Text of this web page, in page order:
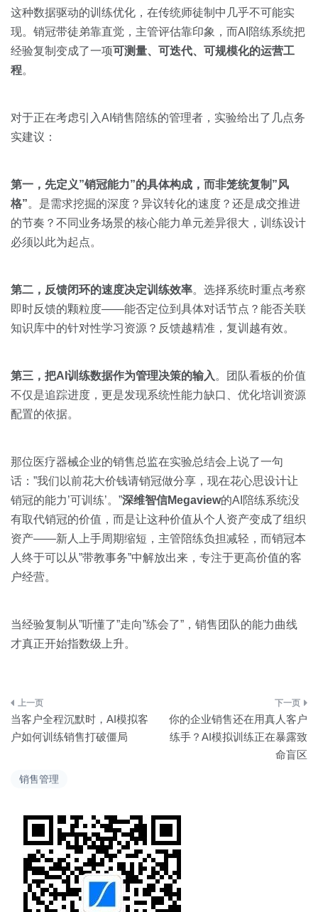
销售管理
这种数据驱动的训练优化，在传统师徒制中几乎不可能实
现。销冠带徒弟靠直觉，主管评估靠印象，而AI陪练系统把
经验复制变成了一项可测量、可迭代、可规模化的运营工
程。
对于正在考虑引入AI销售陪练的管理者，实验给出了几点务
实建议：
第一，先定义”销冠能力”的具体构成，而非笼统复制”风
格”。是需求挖掘的深度？异议转化的速度？还是成交推进
的节奏？不同业务场景的核心能力单元差异很大，训练设计
必须以此为起点。
第二，反馈闭环的速度决定训练效率。选择系统时重点考察
即时反馈的颗粒度——能否定位到具体对话节点？能否关联
知识库中的针对性学习资源？反馈越精准，复训越有效。
第三，把AI训练数据作为管理决策的输入 。团队看板的价值
不仅是追踪进度，更是发现系统性能力缺口、优化培训资源
配置的依据。
那位医疗器械企业的销售总监在实验总结会上说了一句
话：”我们以前花大价钱请销冠做分享，现在花心思设计让
销冠的能力’可训练’。”深维智信Megaview的AI陪练系统没
有取代销冠的价值，而是让这种价值从个人资产变成了组织
资产——新人上手周期缩短，主管陪练负担减轻，而销冠本
人终于可以从”带教事务”中解放出来，专注于更高价值的客
户经营。
当经验复制从”听懂了”走向”练会了”，销售团队的能力曲线
才真正开始指数级上升。
文
章
当客户全程沉默时，AI模拟客
户如何训练销售打破僵局
你的企业销售还在用真人客户
练手？AI模拟训练正在暴露致
命盲区